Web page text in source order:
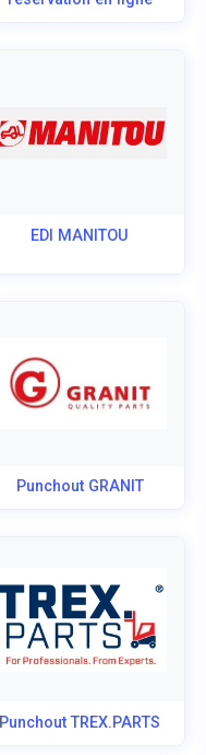
EDI MANITOU
Punchout GRANIT
Punchout TREX.PARTS